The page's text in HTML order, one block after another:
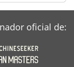
oficial de: